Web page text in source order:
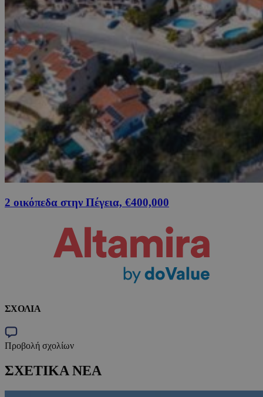
2 οικόπεδα στην Πέγεια, €400,000
ΣΧΟΛΙΑ
Προβολή σχολίων
ΣΧΕΤΙΚΑ ΝΕΑ